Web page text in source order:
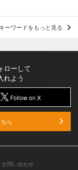
キーワードをもっと見る
ローして
れよう
Follow on X
ら
お問い合わせ